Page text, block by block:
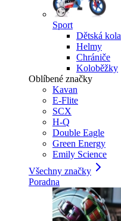
Sport
Dětská kola
Helmy
Chrániče
Koloběžky
Oblíbené značky
Kavan
E-Flite
SCX
H-Q
Double Eagle
Green Energy
Emily Science
Všechny značky
Poradna